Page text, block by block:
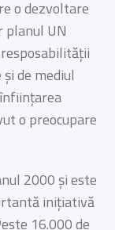
o dezvoltare
planul UN
de mediul
o preocupare
2000 și este
inițiativă
16.000 de